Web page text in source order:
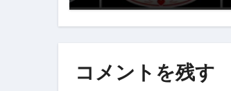
コメントを残す